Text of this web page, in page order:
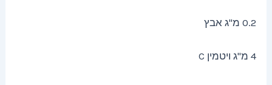
0.2 מ"ג אבץ
4 מ"ג ויטמין C